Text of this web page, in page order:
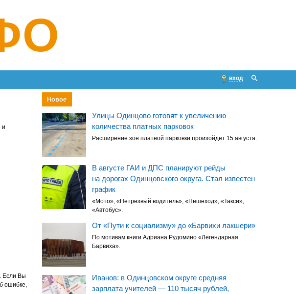
вход
и
Если Вы
ошибке,
Новое
Улицы Одинцово готовят к увеличению
количества платных парковок
Расширение зон платной парковки произойдёт 15 августа.
В августе ГАИ и ДПС планируют рейды
на дорогах Одинцовского округа. Стал известен
график
«Мото», «Нетрезвый водитель», «Пешеход», «Такси»,
«Автобус».
От «Пути к социализму» до «Барвихи лакшери»
По мотивам книги Адриана Рудомино «Легендарная
Барвиха».
Иванов: в Одинцовском округе средняя
зарплата учителей — 110 тысяч рублей,